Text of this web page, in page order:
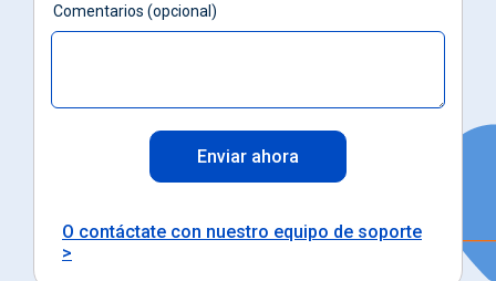
Comentarios (opcional)
Enviar ahora
O contáctate con nuestro equipo de soporte
>